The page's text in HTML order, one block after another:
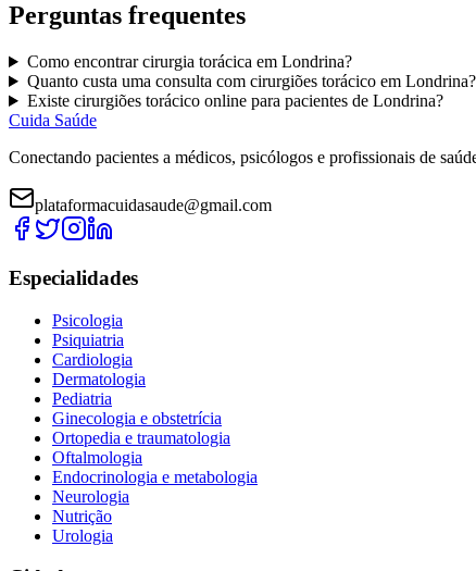
Perguntas frequentes
Como encontrarcirurgia torácica em Londrina?
Quanto custa uma consulta com cirurgiões torácicoem Londrina?
Existe cirurgiões torácicoonline para pacientes de Londrina?
Cuida Saúde
Conectando pacientes a médicos, psicólogos e profissionais de
plataformacuidasaude@gmail.com
Especialidades
Psicologia
Psiquiatria
Cardiologia
Dermatologia
Pediatria
Ginecologia e obstetrícia
Ortopedia e traumatologia
Oftalmologia
Endocrinologia e metabologia
Neurologia
Nutrição
Urologia